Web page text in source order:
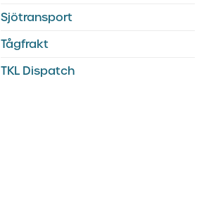
Sjötransport
Tågfrakt
TKL Dispatch